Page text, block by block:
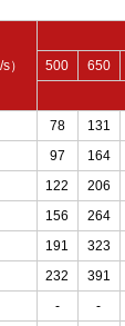
）
500
650
78 131
97 164
122 206
156 264
191 323
232 391
- -